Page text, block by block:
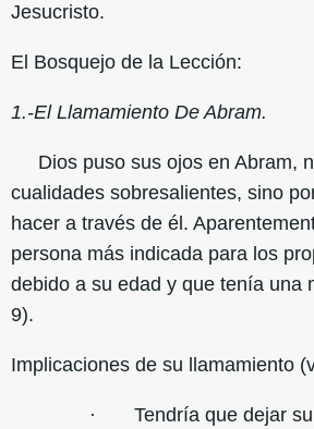
Jesucristo.
El Bosquejo de la Lección:
1.-El Llamamiento De Abram.
Dios puso sus ojos en Abram,
cualidades sobresalientes, sino
hacer a través de él.
persona más indicada para los
debido a su edad y que tenía una
9).
Implicaciones de su llamamiento
· Tendría que dejar su